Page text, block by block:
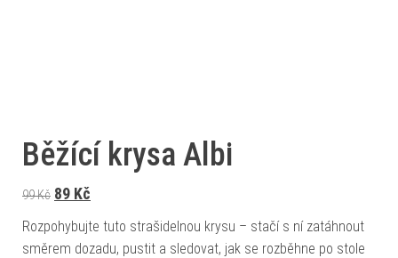
Běžící krysa Albi
99Kč Původní cena byla: 99 Kč.
89 Kč
Rozpohybujte tuto strašidelnou krysu – stačí s ní zatáhnout
směrem dozadu, pustit a sledovat, jak se rozběhne po stole